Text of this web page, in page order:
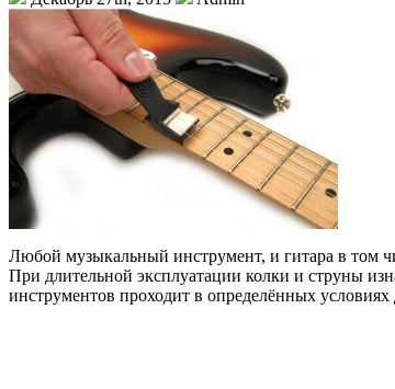
Любой музыкальный инструмент, и гитара в том
При длительной эксплуатации колки и струны
инструментов проходит в определённых